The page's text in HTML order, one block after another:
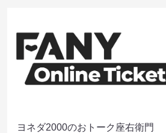
ヨネダ2000のおトーク座右衛門